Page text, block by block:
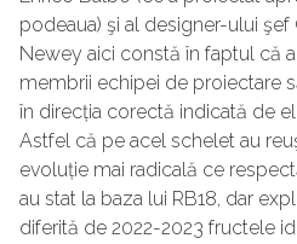
podeaua) şi al designer-ului şef
Newey aici constă în faptul că
membrii echipei de proiectare
în direcția corectă indicată de el
Astfel că pe acel schelet au
evoluție mai radicală ce
au stat la baza lui RB18, dar
diferită de 2022-2023 fructele